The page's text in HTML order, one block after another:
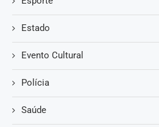
Estado
Evento Cultural
Polícia
Saúde